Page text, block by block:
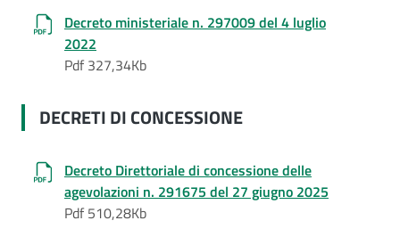
Decreto ministeriale n. 297009 del 4 luglio
2022
Pdf 327,34Kb
DECRETI DI CONCESSIONE
Decreto Direttoriale di concessione delle
agevolazioni n. 291675 del 27 giugno 2025
Pdf 510,28Kb